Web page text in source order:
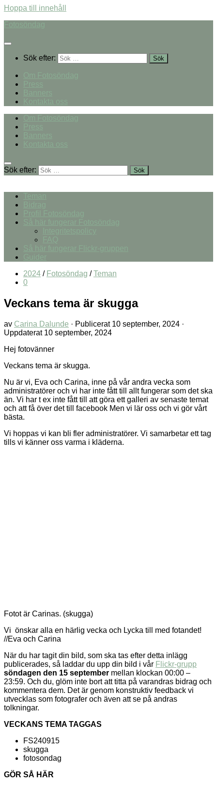
Hoppa till innehåll
Fotosöndag
Sök efter:
Om Fotosöndag
Press
Banners
Kontakta oss
Om Fotosöndag
Press
Banners
Kontakta oss
Sök efter:
Teman
Bidrag
Profil Fotosöndag
Så här fungerar Fotosöndag
Integritetspolicy
FAQ
Så här fungerar Flickr-gruppen
Guider
2024 / Fotosöndag / Teman
0
Veckans tema är skugga
av Carina Dalunde · Publicerat 10 september, 2024 ·
Uppdaterat 10 september, 2024
Hej fotovänner
Veckans tema är skugga.
Nu är vi, Eva och Carina, inne på vår andra vecka som
administratörer och vi har inte fått till allt fungerar som det ska
än. Vi har t ex inte fått till att göra ett galleri av senaste temat
och att få över det till facebook Men vi lär oss och vi gör vårt
bästa.
Vi hoppas vi kan bli fler administratörer. Vi samarbetar ett tag
tills vi känner oss varma i kläderna.
Fotot är Carinas. (skugga)
Vi önskar alla en härlig vecka och Lycka till med fotandet!
//Eva och Carina
När du har tagit din bild, som ska tas efter detta inlägg
publicerades, så laddar du upp din bild i vår Flickr-grupp
söndagen den 15 september mellan klockan 00:00 –
23:59. Och du, glöm inte bort att titta på varandras bidrag och
kommentera dem. Det är genom konstruktiv feedback vi
utvecklas som fotografer och även att se på andras
tolkningar.
VECKANS TEMA TAGGAS
FS240915
skugga
fotosondag
GÖR SÅ HÄR